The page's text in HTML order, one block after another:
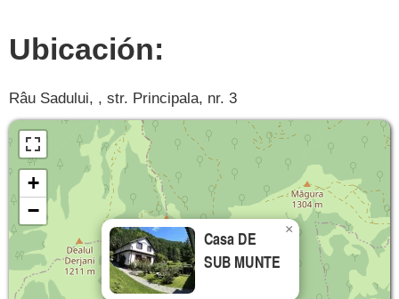
Ubicación:
Râu Sadului, , str. Principala, nr. 3
Casa DE
SUB MUNTE
×
+
−